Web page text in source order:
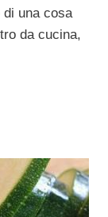
una cosa
da cucina,